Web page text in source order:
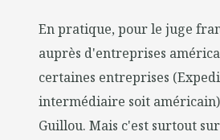
En pratique, pour le juge
auprès d'entreprises
certaines entreprises
intermédiaire soit
Guillou. Mais c'est surtout